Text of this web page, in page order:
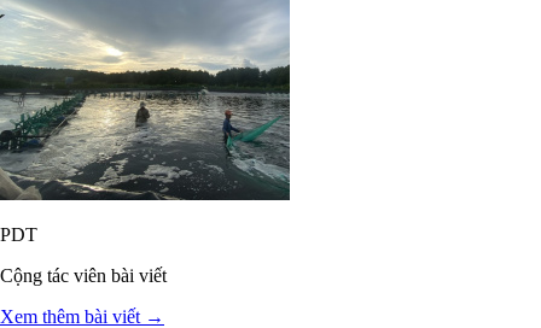
PDT
Cộng tác viên bài viết
Xem thêm bài viết →